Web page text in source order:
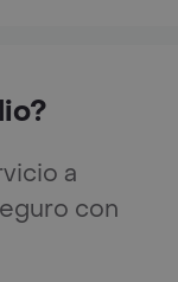
a
con